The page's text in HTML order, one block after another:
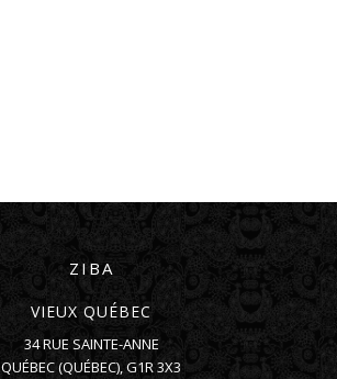
ZIBA
VIEUX QUÉBEC
34 RUE SAINTE-ANNE
QUÉBEC(QUÉBEC),G1R 3X3